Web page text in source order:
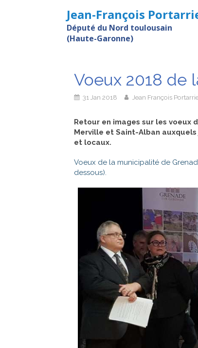
Jean-François
Député du Nord toulousain
(Haute-Garonne)
Voeux 2018 de
31 Jan 2018 Jean François
Retour en images sur les voeux
Merville et Saint-Alban
et locaux.
Voeux de la municipalité de
dessous).